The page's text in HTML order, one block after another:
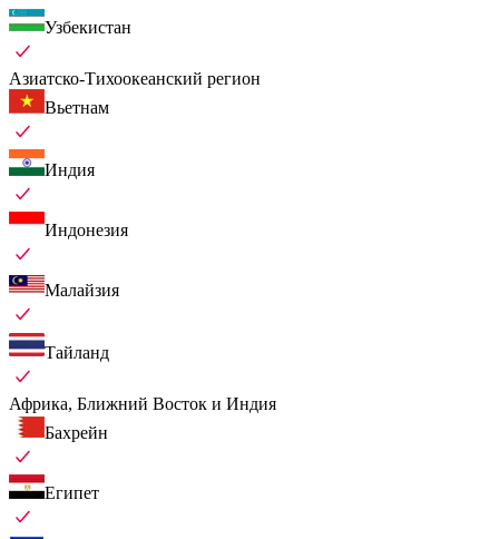
Узбекистан
Азиатско-Тихоокеанский регион
Вьетнам
Индия
Индонезия
Малайзия
Тайланд
Африка, Ближний Восток и Индия
Бахрейн
Египет